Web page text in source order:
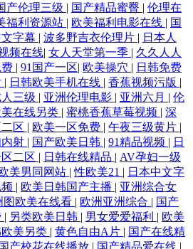
产伦理三级 | 国产精品蜜臀 | 伦理在
福利资源站 | 欧美福利电影在线 | 国
字幕 | 波多野吉衣伦理片 | 日本人
频在线| 女人天堂第一季 | 久久人人
| 91国产一区| 欧美操穴 | 日韩免费
| 日韩欧美手机在线 | 香蕉视频污版 |
三级 | 亚洲伦理电影 | 亚洲六月 | 伦
美在线另类 | 蜜桃香蕉草莓视频 | 深
区 | 欧美一区免费 | 午夜三级黄片 |
射 | 国产欧美日韩 | 91精品视频 | 日
二区 | 日韩在线精品 | AV孕妇一级
美男同网站 |性欧美21 | 日本中文字
| 欧美日韩国产主播 | 亚洲综合女
图欧美在线看 | 欧洲亚洲综合 | 国产
| 另类欧美日韩 | 男女爱爱福利 | 欧美
美另类 | 黄色自由A片 | 国产在线精